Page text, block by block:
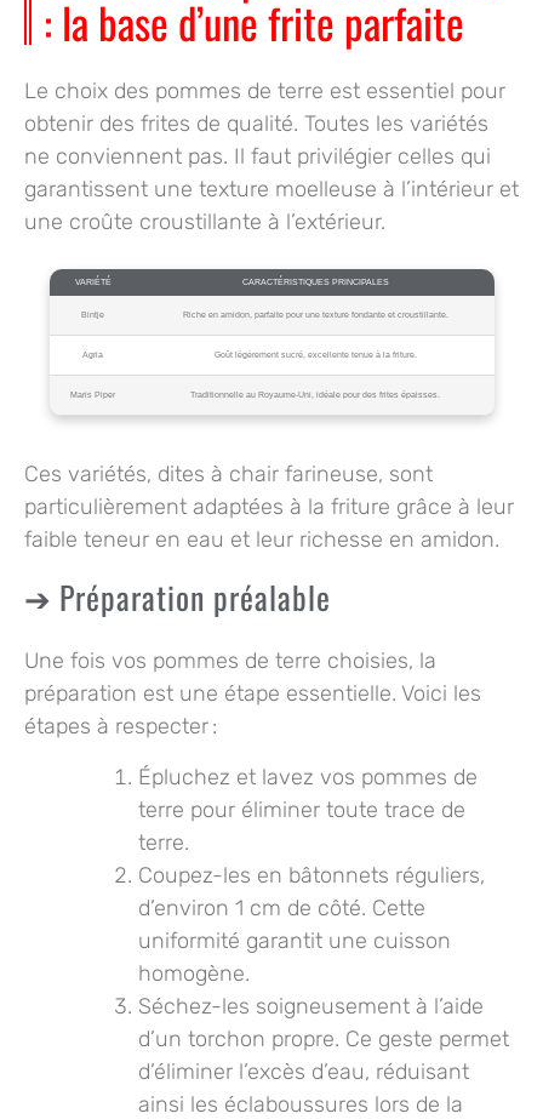
: la base d’une frite parfaite
Le choix des pommes de terre est essentiel pour
obtenir des frites de qualité. Toutes les variétés
ne conviennent pas. Il faut privilégier celles qui
garantissent une texture moelleuse à l’intérieur et
une croûte croustillante à l’extérieur.
VARIÉTÉ CARACTÉRISTIQUES PRINCIPALES
Bintje Riche en amidon, parfaite pour une texture fondante et croustillante.
Agria Goût légèrement sucré, excellente tenue à la friture.
Maris Piper Traditionnelle au Royaume-Uni, idéale pour des frites épaisses.
Ces variétés, dites à chair farineuse, sont
particulièrement adaptées à la friture grâce à leur
faible teneur en eau et leur richesse en amidon.
Préparation préalable
Une fois vos pommes de terre choisies, la
préparation est une étape essentielle. Voici les
étapes à respecter :
Épluchez et lavez vos pommes de
terre pour éliminer toute trace de
terre.
Coupez-les en bâtonnets réguliers,
d’environ 1 cm de côté. Cette
uniformité garantit une cuisson
homogène.
Séchez-les soigneusement à l’aide
d’un torchon propre. Ce geste permet
d’éliminer l’excès d’eau, réduisant
ainsi les éclaboussures lors de la